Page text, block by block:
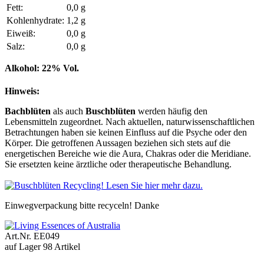
Fett:
0,0 g
Kohlenhydrate: 1,2 g
Eiweiß:
0,0 g
Salz:
0,0 g
Alkohol: 22% Vol.
Hinweis:
Bachblüten als auch Buschblüten werden häufig den
Lebensmitteln zugeordnet. Nach aktuellen, naturwissenschaftlichen
Betrachtungen haben sie keinen Einfluss auf die Psyche oder den
Körper. Die getroffenen Aussagen beziehen sich stets auf die
energetischen Bereiche wie die Aura, Chakras oder die Meridiane.
Sie ersetzten keine ärztliche oder therapeutische Behandlung.
Einwegverpackung bitte recyceln! Danke
Art.Nr. EE049
auf Lager 98 Artikel